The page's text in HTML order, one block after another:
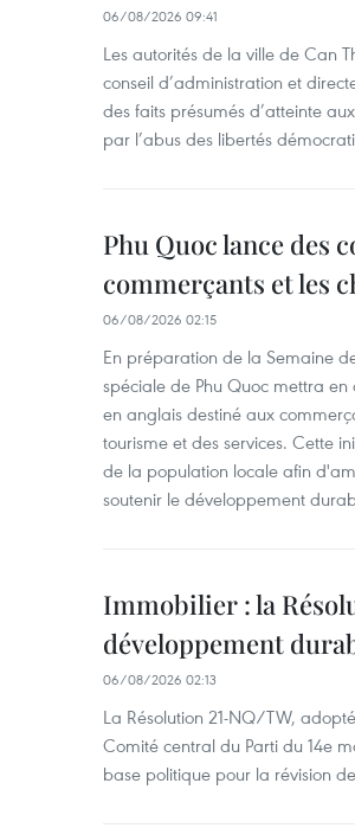
06/08/2026 09:41
Les autorités de la ville de Can
conseil d’administration et
des faits présumés d’atteinte
par l’abus des libertés
Phu Quoc lance des
commerçants et les
06/08/2026 02:15
En préparation de la Semaine
spéciale de Phu Quoc mettra
en anglais destiné aux
tourisme et des services. Cette
de la population locale afin
soutenir le développement
Immobilier : la
développement
06/08/2026 02:13
La Résolution 21-NQ/TW,
Comité central du Parti du 14e
base politique pour la révision